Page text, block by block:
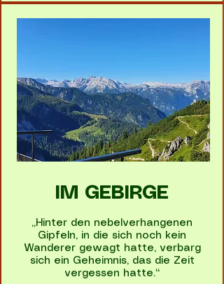
IM GEBIRGE
„Hinter den nebelverhangenen
Gipfeln, in die sich noch kein
Wanderer gewagt hatte, verbarg
sich ein Geheimnis, das die Zeit
vergessen hatte.“